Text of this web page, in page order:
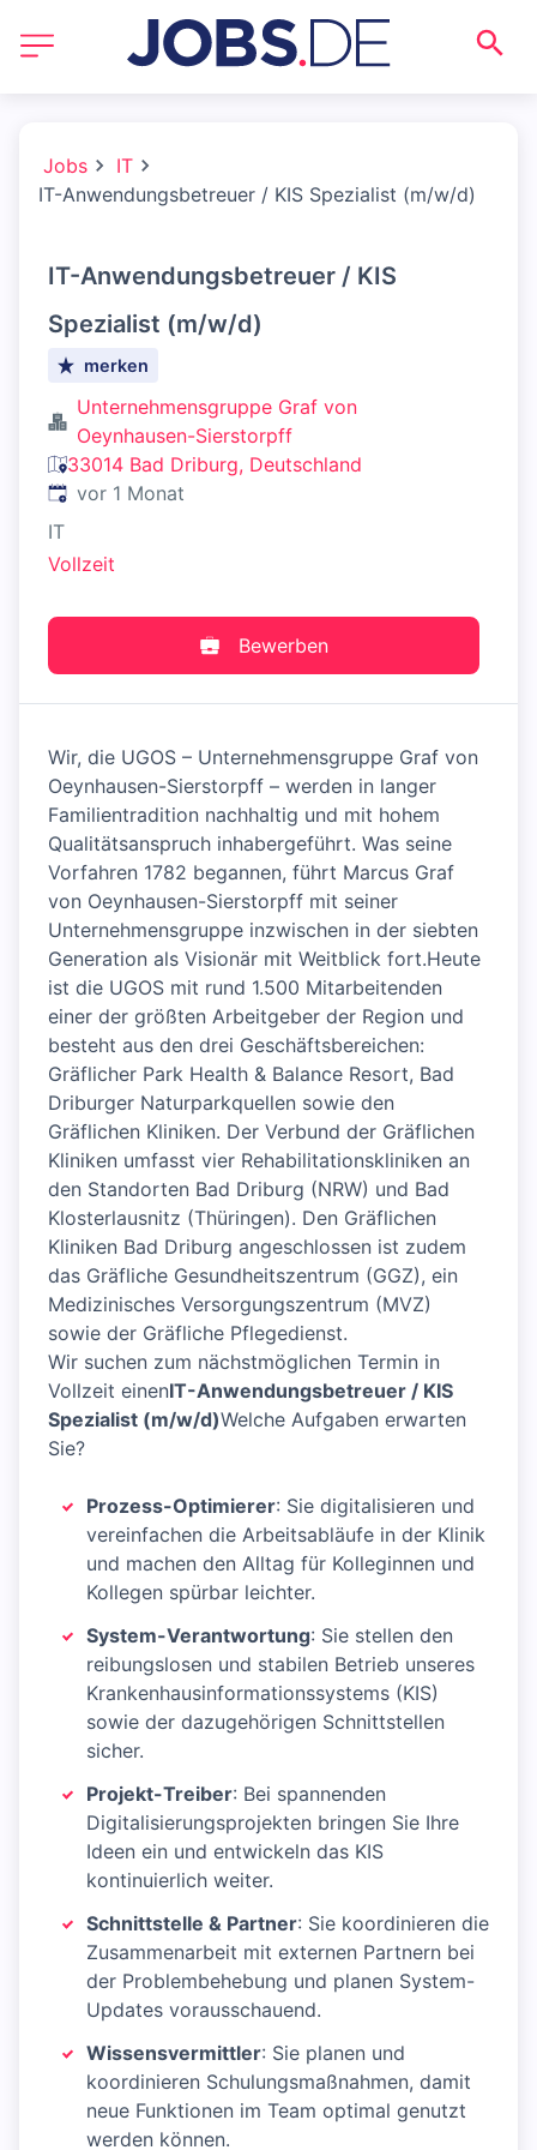
Jobs
IT
IT-Anwendungsbetreuer / KIS Spezialist (m/w/d)
IT-Anwendungsbetreuer / KIS
Spezialist (m/w/d)
merken
Unternehmensgruppe Graf von
Oeynhausen-Sierstorpff
33014 Bad Driburg, Deutschland
Veröffentlicht:
vor 1 Monat
IT
Vollzeit
Bewerben
Wir, die UGOS – Unternehmensgruppe Graf von
Oeynhausen-Sierstorpff – werden in langer
Familientradition nachhaltig und mit hohem
Qualitätsanspruch inhabergeführt. Was seine
Vorfahren 1782 begannen, führt Marcus Graf
von Oeynhausen-Sierstorpff mit seiner
Unternehmensgruppe inzwischen in der siebten
Generation als Visionär mit Weitblick fort.Heute
ist die UGOS mit rund 1.500 Mitarbeitenden
einer der größten Arbeitgeber der Region und
besteht aus den drei Geschäftsbereichen:
Gräflicher Park Health & Balance Resort, Bad
Driburger Naturparkquellen sowie den
Gräflichen Kliniken. Der Verbund der Gräflichen
Kliniken umfasst vier Rehabilitationskliniken an
den Standorten Bad Driburg (NRW) und Bad
Klosterlausnitz (Thüringen). Den Gräflichen
Kliniken Bad Driburg angeschlossen ist zudem
das Gräfliche Gesundheitszentrum (GGZ), ein
Medizinisches Versorgungszentrum (MVZ)
sowie der Gräfliche Pflegedienst.
Wir suchen zum nächstmöglichen Termin in
Vollzeit einenIT-Anwendungsbetreuer / KIS
Spezialist (m/w/d)Welche Aufgaben erwarten
Sie?
Prozess-Optimierer: Sie digitalisieren und
vereinfachen die Arbeitsabläufe in der Klinik
und machen den Alltag für Kolleginnen und
Kollegen spürbar leichter.
System-Verantwortung: Sie stellen den
reibungslosen und stabilen Betrieb unseres
Krankenhausinformationssystems (KIS)
sowie der dazugehörigen Schnittstellen
sicher.
Projekt-Treiber: Bei spannenden
Digitalisierungsprojekten bringen Sie Ihre
Ideen ein und entwickeln das KIS
kontinuierlich weiter.
Schnittstelle & Partner: Sie koordinieren die
Zusammenarbeit mit externen Partnern bei
der Problembehebung und planen System-
Updates vorausschauend.
Wissensvermittler: Sie planen und
koordinieren Schulungsmaßnahmen, damit
neue Funktionen im Team optimal genutzt
werden können.